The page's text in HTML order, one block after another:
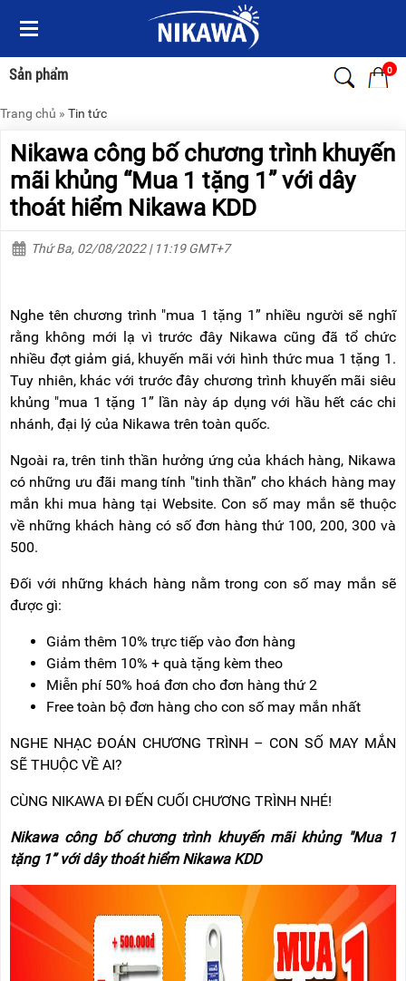
Sản phẩm 0
Menu
Sản
phẩm
TRANG
THANG
NHÔM
ĐẨY
HÀNG
THOÁT
HIỂM
TỰ
ĐỘNG
XE
NÂNG
TAY
VIDEO
TIN
TỨC
BÁO
NÓI
VỀ
NIKAWA
THIỆU
BẢO
HÀNH
LIÊN
Menu
Sản
phẩm
TRANG
THANG
NHÔM
NHÔM
RÚT
NHÔM
GIA
ĐÌNH
THANG
NHÔM
GẤP
(THANG
RÚT
THANG
CÁCH
ĐIỆN
THANG
CHỮ
A
NHÔM
CÔNG
THANG
GIÀN
GIÁO
VÁN
THANG
TAY
XE
ĐẨY
HÀNG
Trang chủ » Tin tức
Nikawa công bố chương trình khuyến
mãi khủng “Mua 1 tặng 1” với dây
thoát hiểm Nikawa KDD
Thứ Ba, 02/08/2022 | 11:19 GMT+7
Nghe tên chương trình "mua 1 tặng 1” nhiều người sẽ nghĩ
rằng không mới lạ vì trước đây Nikawa cũng đã tổ chức
nhiều đợt giảm giá, khuyến mãi với hình thức mua 1 tặng 1.
Tuy nhiên, khác với trước đây chương trình khuyến mãi siêu
khủng "mua 1 tặng 1” lần này áp dụng với hầu hết các chi
nhánh, đại lý của Nikawa trên toàn quốc.
Ngoài ra, trên tinh thần hưởng ứng của khách hàng, Nikawa
có những ưu đãi mang tính "tinh thần” cho khách hàng may
mắn khi mua hàng tại Website. Con số may mắn sẽ thuộc
về những khách hàng có số đơn hàng thứ 100, 200, 300 và
500.
Đối với những khách hàng nằm trong con số may mắn sẽ
được gì:
Giảm thêm 10% trực tiếp vào đơn hàng
Giảm thêm 10% + quà tặng kèm theo
Miễn phí 50% hoá đơn cho đơn hàng thứ 2
Free toàn bộ đơn hàng cho con số may mắn nhất
NGHE NHẠC ĐOÁN CHƯƠNG TRÌNH – CON SỐ MAY MẮN
SẼ THUỘC VỀ AI?
CÙNG NIKAWA ĐI ĐẾN CUỐI CHƯƠNG TRÌNH NHÉ!
Nikawa công bố chương trình khuyến mãi khủng "Mua 1
tặng 1” với dây thoát hiểm Nikawa KDD